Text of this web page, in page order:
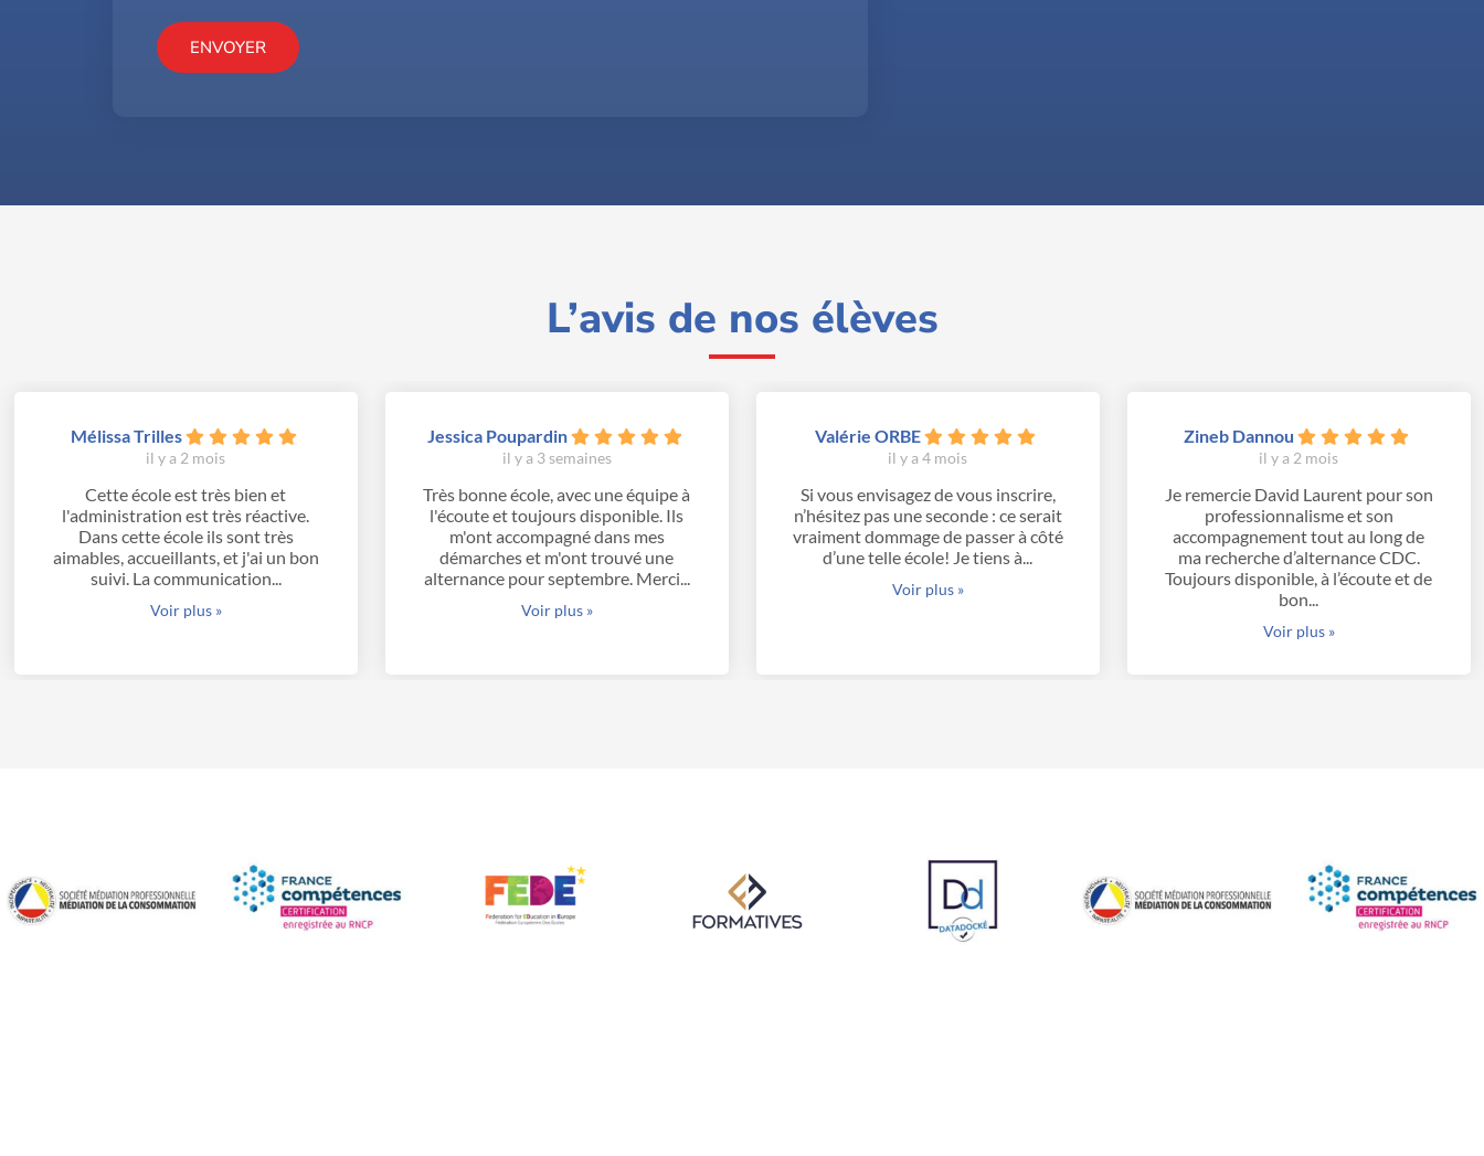
ENVOYER
L’avis de nos élèves
Mélissa Trilles
il y a 2 mois
Cette école est très bien et
l'administration est très réactive.
Dans cette école ils sont très
aimables, accueillants, et j'ai un bon
suivi. La communication...
Voir plus »
Jessica Poupardin
il y a 3 semaines
Très bonne école, avec une équipe à
l'écoute et toujours disponible. Ils
m'ont accompagné dans mes
démarches et m'ont trouvé une
alternance pour septembre. Merci...
Voir plus »
Valérie ORBE
il y a 4 mois
Si vous envisagez de vous inscrire,
n’hésitez pas une seconde : ce serait
vraiment dommage de passer à côté
d’une telle école! Je tiens à...
Voir plus »
Zineb Dannou
il y a 2 mois
Je remercie David Laurent pour son
professionnalisme et son
accompagnement tout au long de
ma recherche d’alternance CDC.
Toujours disponible, à l’écoute et de
bon...
Voir plus »